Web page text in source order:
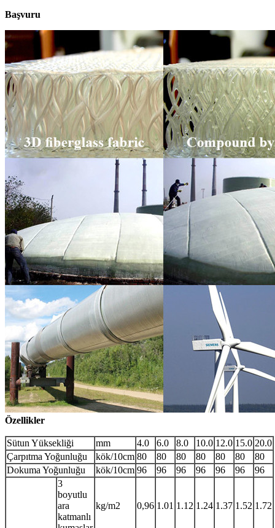
Başvuru
Özellikler
Sütun Yüksekliği mm 4.0 6.0 8.0 10.0 12.0 15.0 20.0
Çarpıtma Yoğunluğu
kök/10cm 80 80 80 80 80 80
80
Dokuma Yoğunluğu
kök/10cm 96 96 96 96 96 96
96
3
boyutlu
ara
katmanlı
kg/m2 0,96 1.01 1.12 1.24 1.37 1.52 1.72